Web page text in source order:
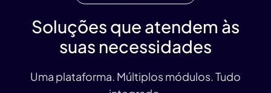
Soluções que atendem às
suas necessidades
Uma plataforma. Múltiplos módulos. Tudo